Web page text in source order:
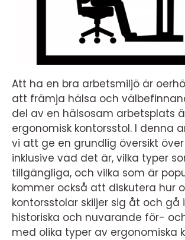
Att ha en bra arbetsmiljö är
att främja hälsa och
del av en hälsosam arbetsplats
ergonomisk kontorsstol. I denna
vi att ge en grundlig översikt över
inklusive vad det är, vilka typer
tillgängliga, och vilka som är
kommer också att diskutera hur
kontorsstolar skiljer sig åt och
historiska och nuvarande för-
med olika typer av ergonomiska